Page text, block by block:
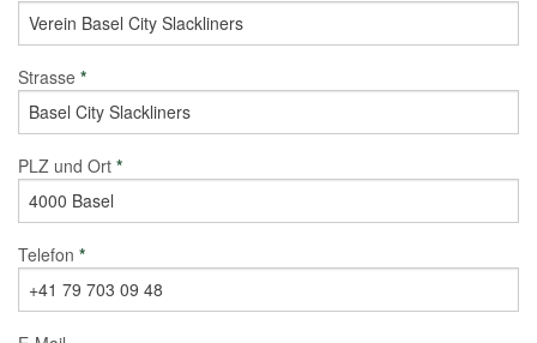
Strasse *
PLZ und Ort *
Telefon *